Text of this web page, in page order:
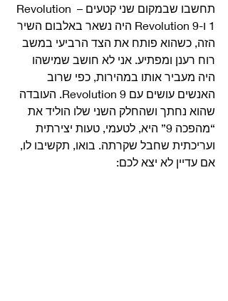
תחשבו שבמקום שני קטעים – Revolution
1 ו-Revolution 9 היה נשאר באלבום השיר
הזה, כשהוא פותח את הצד הרביעי במשב
רוח רענן ומפתיע. אני לא חושב שמישהו
היה מעביר אותו במהירות, כפי שרוב
האנשים עושים עם Revolution 9. העובדה
שהוא נחתך ושהחלק השני שלו הוליד את
“מהפכה 9” היא, לטעמי, טעות יצירתית
ועריכתית שחבל שקרתה. בואו, תקשיבו לו,
אם עדיין לא יצא לכם: